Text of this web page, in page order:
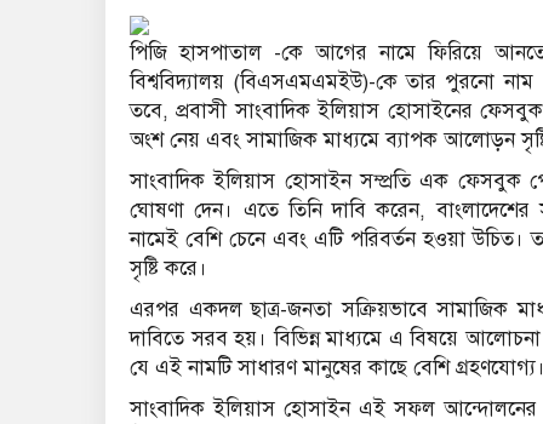
পিজি হাসপাতাল -কে আগের নামে ফিরিয়ে আনতে
বিশ্ববিদ্যালয় (বিএসএমএমইউ)-কে তার পুরনো
তবে, প্রবাসী সাংবাদিক ইলিয়াস হোসাইনের
অংশ নেয় এবং সামাজিক মাধ্যমে ব্যাপক আলোড়ন
সাংবাদিক ইলিয়াস হোসাইন সম্প্রতি এক ফেসবুক
ঘোষণা দেন। এতে তিনি দাবি করেন,
নামেই বেশি চেনে এবং এটি পরিবর্তন হওয়া
সৃষ্টি করে।
এরপর একদল ছাত্র-জনতা সক্রিয়ভাবে সামাজিক
দাবিতে সরব হয়। বিভিন্ন মাধ্যমে এ বিষয়ে
যে এই নামটি সাধারণ মানুষের কাছে বেশি
সাংবাদিক ইলিয়াস হোসাইন এই সফল আন্দোলনের